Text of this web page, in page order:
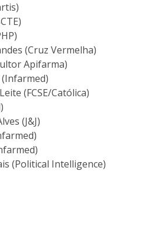
(Cruz Vermelha)
Apifarma)
(FCSE/Católica)
(J&J)
(Political Intelligence)